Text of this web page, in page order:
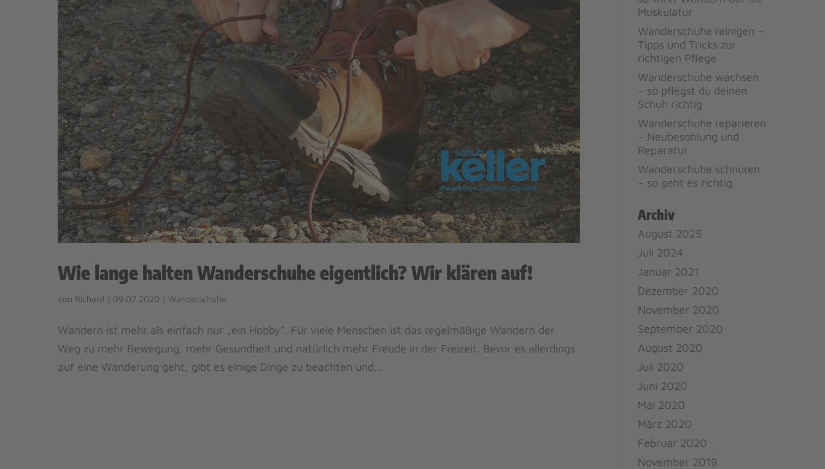
Wie lange halten Wanderschuhe eigentlich? Wir klären auf!
von Richard | 09.07.2020 | Wanderschuhe
Wandern ist mehr als einfach nur „ein Hobby“. Für viele Menschen ist das regelmäßige Wandern der
Weg zu mehr Bewegung, mehr Gesundheit und natürlich mehr Freude in der Freizeit. Bevor es allerdings
auf eine Wanderung geht, gibt es einige Dinge zu beachten und...
Muskulatur
Wanderschuhe reinigen –
Tipps und Tricks zur
richtigen Pflege
Wanderschuhe wachsen
– so pflegst du deinen
Schuh richtig
Wanderschuhe reparieren
– Neubesohlung und
Reparatur
Wanderschuhe schnüren
– so geht es richtig
Archiv
August 2025
Juli 2024
Januar 2021
Dezember 2020
November 2020
September 2020
August 2020
Juli 2020
Juni 2020
Mai 2020
März 2020
Februar 2020
November 2019